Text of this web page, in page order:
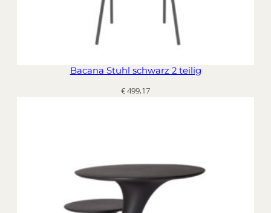
Bacana Stuhl schwarz 2 teilig
€499,17